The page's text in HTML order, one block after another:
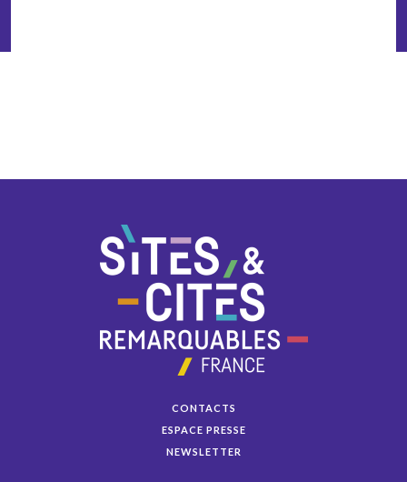
CONTACTS
ESPACE PRESSE
NEWSLETTER